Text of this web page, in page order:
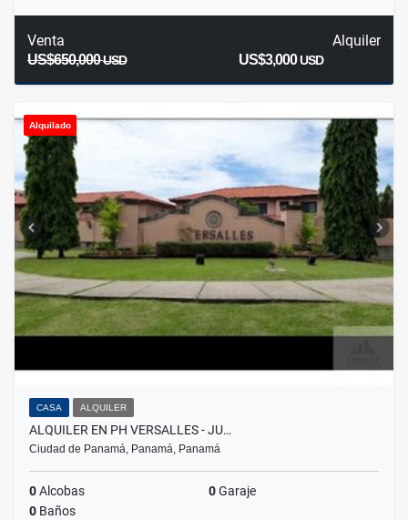
Venta
US$650,000USD
Alquiler
US$3,000USD
Alquilado
CASA ALQUILER
ALQUILER EN PH VERSALLES - JU…
Ciudad de Panamá, Panamá, Panamá
0Alcobas 0Garaje
0 Baños